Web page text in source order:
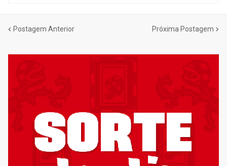
Postagem Anterior Próxima Postagem